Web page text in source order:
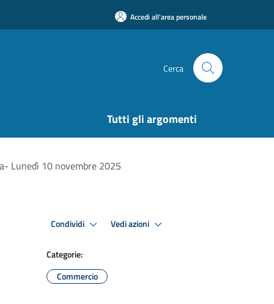
Accedi all'area personale
Cerca
Tutti gli argomenti
Lunedì 10 novembre 2025
Condividi Vedi azioni
Categorie:
Commercio